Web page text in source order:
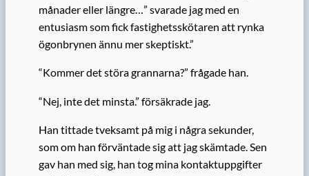
månader eller längre…” svarade jag med en
entusiasm som fick fastighetsskötaren att rynka
ögonbrynen ännu mer skeptiskt.”
“Kommer det störa grannarna?” frågade han.
“Nej, inte det minsta.” försäkrade jag.
Han tittade tveksamt på mig i några sekunder,
som om han förväntade sig att jag skämtade. Sen
gav han med sig, han tog mina kontaktuppgifter